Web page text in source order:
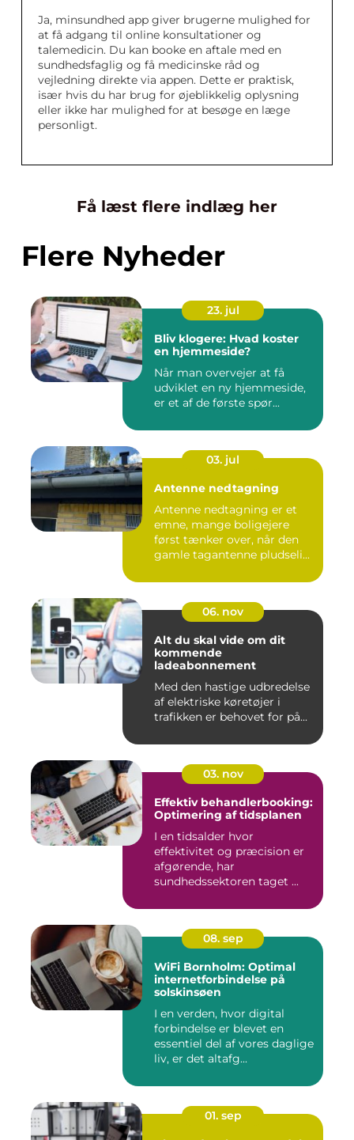
Ja, minsundhed app giver brugerne mulighed for
at få adgang til online konsultationer og
talemedicin. Du kan booke en aftale med en
sundhedsfaglig og få medicinske råd og
vejledning direkte via appen. Dette er praktisk,
især hvis du har brug for øjeblikkelig oplysning
eller ikke har mulighed for at besøge en læge
personligt.
Få læst flere indlæg her
Flere Nyheder
23. jul
Bliv klogere: Hvad koster
en hjemmeside?
Når man overvejer at få
udviklet en ny hjemmeside,
er et af de første spør...
03. jul
Antenne nedtagning
Antenne nedtagning er et
emne, mange boligejere
først tænker over, når den
gamle tagantenne pludseli...
06. nov
Alt du skal vide om dit
kommende
ladeabonnement
Med den hastige udbredelse
af elektriske køretøjer i
trafikken er behovet for på...
03. nov
Effektiv behandlerbooking:
Optimering af tidsplanen
I en tidsalder hvor
effektivitet og præcision er
afgørende, har
sundhedssektoren taget ...
08. sep
WiFi Bornholm: Optimal
internetforbindelse på
solskinsøen
I en verden, hvor digital
forbindelse er blevet en
essentiel del af vores daglige
liv, er det altafg...
01. sep